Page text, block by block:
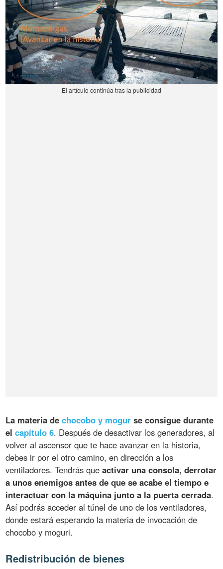
La materia dechocobo y mogur se consigue durante
elcapítulo 6. Después de desactivar los generadores, al
volver al ascensor que te hace avanzar en la historia,
debes ir por el otro camino, en dirección a los
ventiladores. Tendrás queactivar una consola, derrotar
a unos enemigos antes de que se acabe el tiempo e
interactuar con la máquina junto a la puerta cerrada.
Así podrás acceder al túnel de uno de los ventiladores,
donde estará esperando la materia de invocación de
chocobo y moguri.
Redistribución de bienes